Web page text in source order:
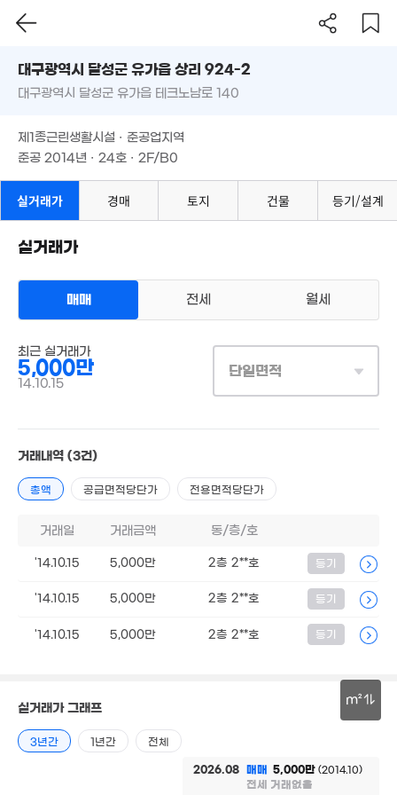
13.95억
'21. 05
'20. 07
매매 5000만원
전용39m²
50.17억
'14. 06
필터 매물 탐색
대구시 달성군 유가읍 상리 924-2
준공 2014년 · 24호 · 2F/B0
m²
대구광역시 달성군 유가읍 상리 924-2
대구광역시 달성군 유가읍 테크노남로 140
제1종근린생활시설 · 준공업지역
준공 2014년 · 24호 · 2F/B0
실거래가 경매 토지 건물 등기/설계
실거래가
매매 전세 월세
최근 실거래가
5,000만
14.10.15
단일면적
거래내역 (3건)
총액 공급면적당단가 전용면적당단가
거래일 거래금액 동/층/호
'14.10.15 5,000만 2층 2**호 등기
'14.10.15 5,000만 2층 2**호 등기
'14.10.15 5,000만 2층 2**호 등기
실거래가 그래프
3년간 1년간 전체
2026.08 매매 5,000만 (2014.10)
전세 거래없음